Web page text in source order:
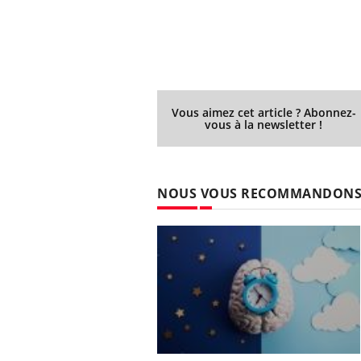
Vous aimez cet article ? Abonnez-
vous à la newsletter !
NOUS VOUS RECOMMANDONS